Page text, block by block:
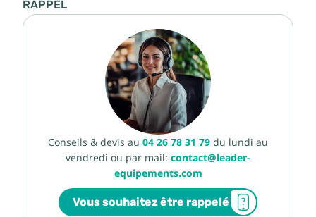
RAPPEL
Conseils & devis au 04 26 78 31 79 du lundi au
vendredi ou par mail: contact@leader-
equipements.com
Vous souhaitez être rappelé